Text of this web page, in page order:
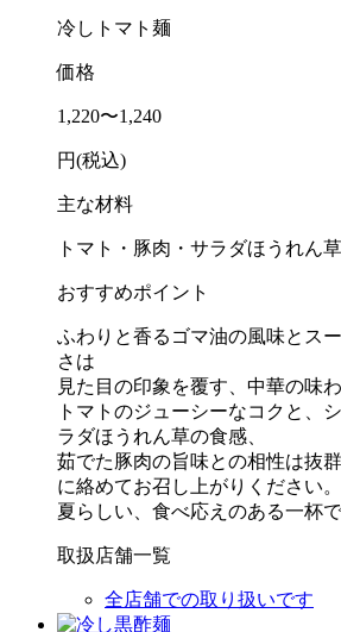
冷しトマト麺
価格
1,220〜1,240
円(税込)
主な材料
トマト・豚肉・サラダほうれん草
おすすめポイント
ふわりと香るゴマ油の風味とス
さは
見た目の印象を覆す、中華の味わ
トマトのジューシーなコクと、
ラダほうれん草の食感、
茹でた豚肉の旨味との相性は抜
に絡めてお召し上がりください。
夏らしい、食べ応えのある一杯で
取扱店舗一覧
全店舗での取り扱いです